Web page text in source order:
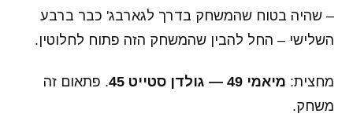
– שהיה בטוח שהמשחק בדרך לגארבג' כבר ברבע
השלישי – החל להבין שהמשחק הזה פתוח לחלוטין.
מחצית: מיאמי 49 — גולדן סטייט 45
. פתאום זה
משחק.